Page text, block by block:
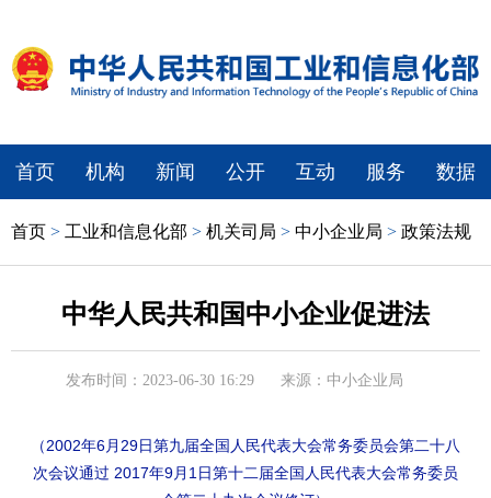
首页 机构 新闻 公开 互动 服务 数据
首页 > 工业和信息化部 > 机关司局 > 中小企业局 > 政策法规
中华人民共和国中小企业促进法
发布时间：2023-06-30 16:29 来源：中小企业局
（2002年6月29日第九届全国人民代表大会常务委员会第二十八
次会议通过 2017年9月1日第十二届全国人民代表大会常务委员